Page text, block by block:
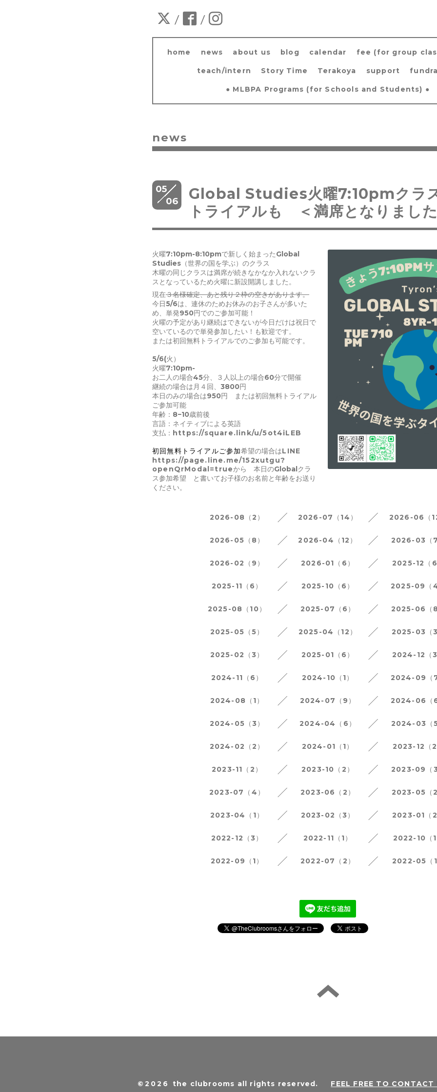
/ /
home news about us blog calendar fee (for group
teach/intern Story Time Terakoya support
● MLBPA Programs (for Schools and Students) ●
news
05
06
Global Studies火曜7:10pmクラ
トライアルも ＜満席となりまし
火曜7:10pm-8:10pmで新しく始まったGlobal
Studies（世界の国を学ぶ）のクラス
木曜の同じクラスは満席が続きなかなか入れないクラ
スとなっているため火曜に新設開講しました。
現在３名様確定、あと残り２枠の空きがあります。
今日5/6は、連休のためお休みのお子さんが多いた
め、単発950円でのご参加可能！
火曜の予定があり継続はできないが今日だけは祝日で
空いているので単発参加したい！も歓迎です。
または初回無料トライアルでのご参加も可能です。
5/6(火）
火曜7:10pm-
お二人の場合45分、３人以上の場合60分で開催
継続の場合は月４回、3800円
本日のみの場合は950円 または初回無料トライアル
ご参加可能
年齢：8−10歳前後
言語：ネイティブによる英語
支払： https://square.link/u/5ot4iLEB
初回無料トライアルご参加希望の場合はLINE
https://page.line.me/152xutgu?
openQrModal=trueから 本日のGlobalクラ
ス参加希望 と書いてお子様のお名前と年齢をお送り
ください。
2026-08（2） 2026-07（14） 2026-06（12
2026-05（8） 2026-04（12） 2026-03（7
2026-02（9） 2026-01（6） 2025-12（6
2025-11（6） 2025-10（6） 2025-09（4
2025-08（10） 2025-07（6） 2025-06（8
2025-05（5） 2025-04（12） 2025-03（3
2025-02（3） 2025-01（6） 2024-12（3
2024-11（6） 2024-10（1） 2024-09（7
2024-08（1） 2024-07（9） 2024-06（6
2024-05（3） 2024-04（6） 2024-03（5
2024-02（2） 2024-01（1） 2023-12（2
2023-11（2） 2023-10（2） 2023-09（3
2023-07（4） 2023-06（2） 2023-05（2
2023-04（1） 2023-02（3） 2023-01（2
2022-12（3） 2022-11（1） 2022-10（1
2022-09（1） 2022-07（2） 2022-05（1
©2026 the clubrooms all rights reserved. FEEL FREE TO CONTACT